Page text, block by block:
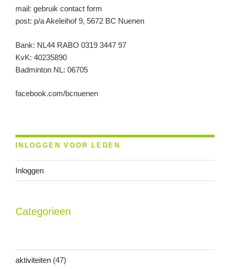
mail: gebruik contact form
post: p/a Akeleihof 9, 5672 BC Nuenen
Bank: NL44 RABO 0319 3447 97
KvK: 40235890
Badminton NL: 06705
facebook.com/bcnuenen
INLOGGEN VOOR LEDEN
Inloggen
Categorieen
aktiviteiten (47)